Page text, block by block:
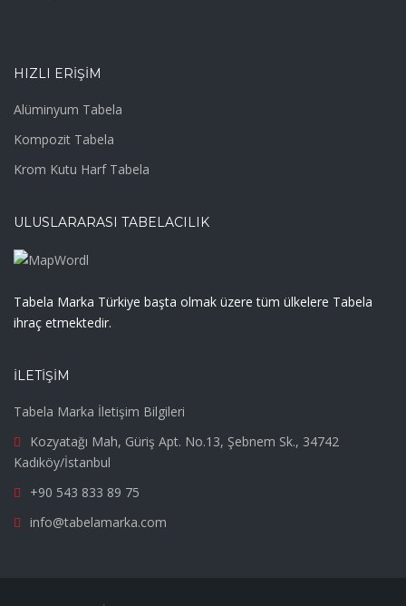
HIZLI ERIŞIM
Alüminyum Tabela
Kompozit Tabela
Krom Kutu Harf Tabela
ULUSLARARASI TABELACILIK
Tabela Marka Türkiye başta olmak üzere tüm ülkelere Tabela
ihraç etmektedir.
İLETIŞIM
Tabela Marka İletişim Bilgileri
Kozyatağı Mah, Güriş Apt. No.13, Şebnem Sk., 34742
Kadıköy/İstanbul
+90 543 833 89 75
info@tabelamarka.com